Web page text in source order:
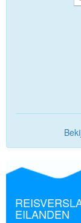
EILANDEN